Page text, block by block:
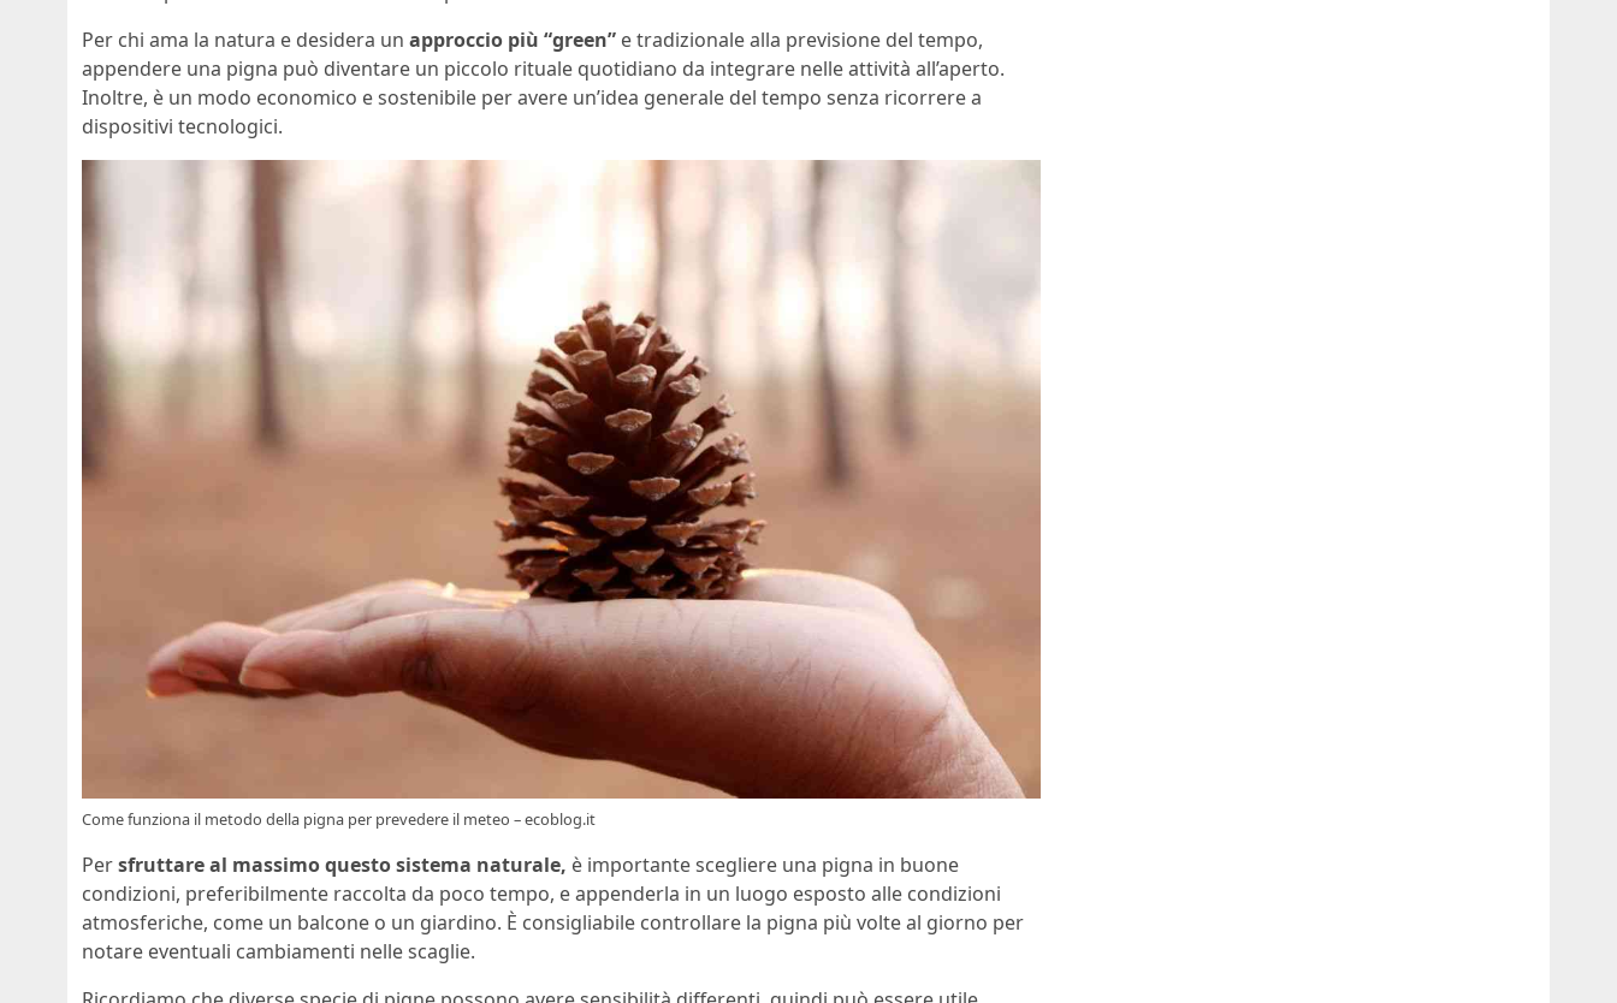
Per chi ama la natura e desidera un approccio più “green” e tradizionale alla previsione del tempo,
appendere una pigna può diventare un piccolo rituale quotidiano da integrare nelle attività all’aperto.
Inoltre, è un modo economico e sostenibile per avere un’idea generale del tempo senza ricorrere a
dispositivi tecnologici.
Come funziona il metodo della pigna per prevedere il meteo – ecoblog.it
Persfruttare al massimo questo sistema naturale, è importante scegliere una pigna in buone
condizioni, preferibilmente raccolta da poco tempo, e appenderla in un luogo esposto alle condizioni
atmosferiche, come un balcone o un giardino. È consigliabile controllare la pigna più volte al giorno per
notare eventuali cambiamenti nelle scaglie.